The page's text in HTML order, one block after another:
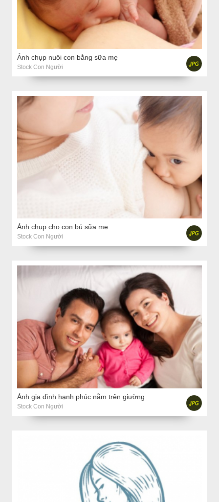
Ảnh chụp nuôi con bằng sữa mẹ
Stock Con Người
Ảnh chụp cho con bú sữa mẹ
Stock Con Người
Ảnh gia đình hạnh phúc nằm trên giường
Stock Con Người